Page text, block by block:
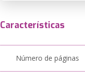
Características
Número de páginas